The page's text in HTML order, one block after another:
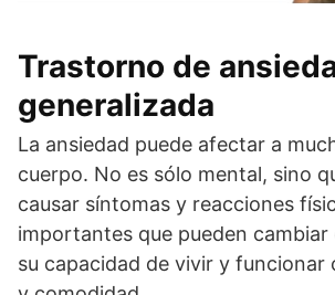
Trastorno de
generalizada
La ansiedad puede afectar a
cuerpo. No es sólo mental, sino
causar síntomas y reacciones
importantes que pueden
su capacidad de vivir y funcionar